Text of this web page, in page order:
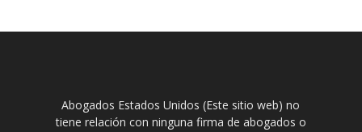
Abogados Estados Unidos (Este sitio web) no
tiene relación con ninguna firma de abogados o